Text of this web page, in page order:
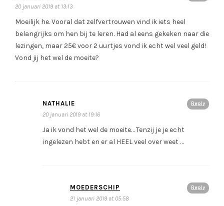
20 januari 2019 at 13:13
Moeilijk he. Vooral dat zelfvertrouwen vind ik iets heel
belangrijks om hen bij te leren. Had al eens gekeken naar die
lezingen, maar 25€ voor 2 uurtjes vond ik echt wel veel geld!
Vond jij het wel de moeite?
Reply
NATHALIE
20 januari 2019 at 19:16
Ja ik vond het wel de moeite… Tenzij je je echt
ingelezen hebt en er al HEEL veel over weet …
Reply
MOEDERSCHIP
21 januari 2019 at 05:58